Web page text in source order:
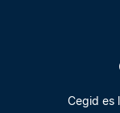
Cegid es